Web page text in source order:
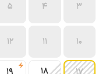
3
4
5
10
11
12
18